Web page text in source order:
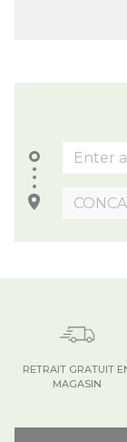
RETRAIT GRATUIT
MAGASIN